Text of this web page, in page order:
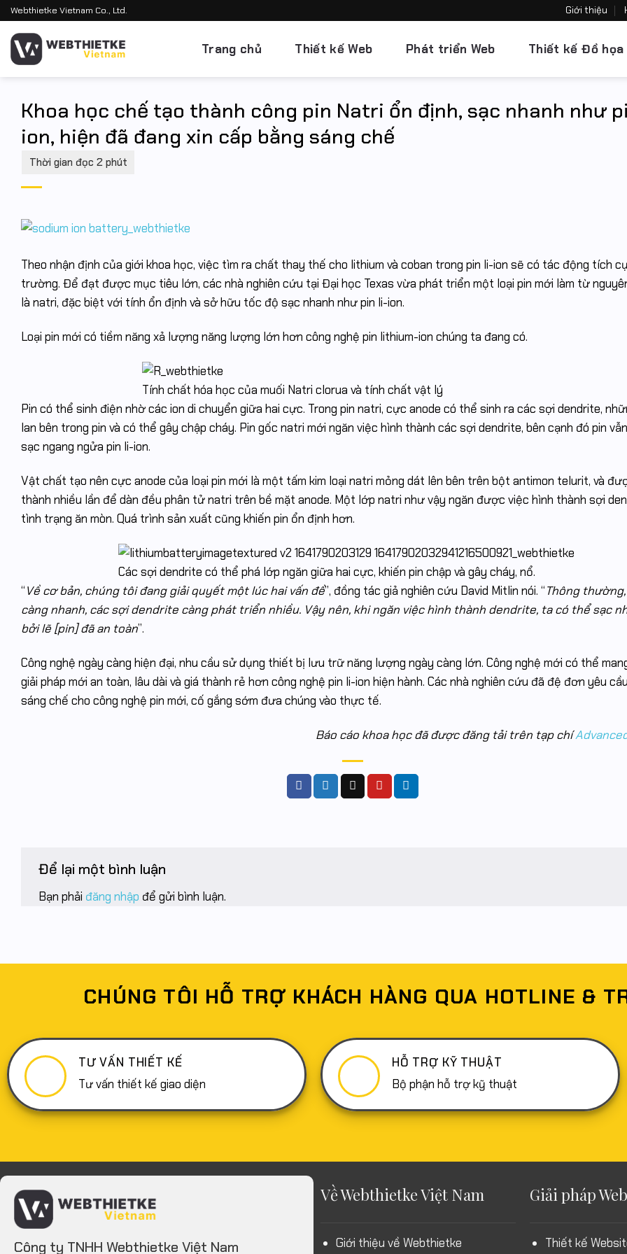
Bỏ
nội
dung
Webthietke Vietnam Co., Ltd. Giới thiệu
Trang chủ Thiết kế Web Phát triển Web Thiết kế Đồ họa
Khoa học chế tạo thành công pin Natri ổn định, sạc nhanh như
ion, hiện đã đang xin cấp bằng sáng chế
Theo nhận định của giới khoa học, việc tìm ra chất thay thế cho lithium và coban trong pin li-ion sẽ có tác động tích
trường. Để đạt được mục tiêu lớn, các nhà nghiên cứu tại Đại học Texas vừa phát triển một loại pin mới làm từ
là natri, đặc biệt với tính ổn định và sở hữu tốc độ sạc nhanh như pin li-ion.
Loại pin mới có tiềm năng xả lượng năng lượng lớn hơn công nghệ pin lithium-ion chúng ta đang có.
Tính chất hóa học của muối Natri clorua và tính chất vật lý
Pin có thể sinh điện nhờ các ion di chuyển giữa hai cực. Trong pin natri, cực anode có thể sinh ra các sợi dendrite,
lan bên trong pin và có thể gây chập cháy. Pin gốc natri mới ngăn việc hình thành các sợi dendrite, bên cạnh đó pin
sạc ngang ngửa pin li-ion.
Vật chất tạo nên cực anode của loại pin mới là một tấm kim loại natri mỏng dát lên bên trên bột antimon telurit, và
thành nhiều lần để dàn đều phân tử natri trên bề mặt anode. Một lớp natri như vậy ngăn được việc hình thành sợi
tình trạng ăn mòn. Quá trình sản xuất cũng khiến pin ổn định hơn.
Các sợi dendrite có thể phá lớp ngăn giữa hai cực, khiến pin chập và gây cháy, nổ.
“Về cơ bản, chúng tôi đang giải quyết một lúc hai vấn đề”, đồng tác giả nghiên cứu David Mitlin nói. “Thông
càng nhanh, các sợi dendrite càng phát triển nhiều. Vậy nên, khi ngăn việc hình thành dendrite, ta có thể sạc
bởi lẽ [pin] đã an toàn”.
Công nghệ ngày càng hiện đại, nhu cầu sử dụng thiết bị lưu trữ năng lượng ngày càng lớn. Công nghệ mới có thể
giải pháp mới an toàn, lâu dài và giá thành rẻ hơn công nghệ pin li-ion hiện hành. Các nhà nghiên cứu đã đệ đơn yêu
sáng chế cho công nghệ pin mới, cố gắng sớm đưa chúng vào thực tế.
Báo cáo khoa học đã được đăng tải trên tạp chí
Để lại một bình luận
Bạn phải đăng nhập để gửi bình luận.
CHÚNG TÔI HỖ TRỢ KHÁCH HÀNG QUA HOTLINE &
TƯ VẤN THIẾT KẾ
Tư vấn thiết kế giao diện
HỖ TRỢ KỸ THUẬT
Bộ phận hỗ trợ kỹ thuật
Công ty TNHH Webthietke Việt Nam
Về Webthietke Việt Nam
Giới thiệu về Webthietke
Giải pháp
Thiết kế